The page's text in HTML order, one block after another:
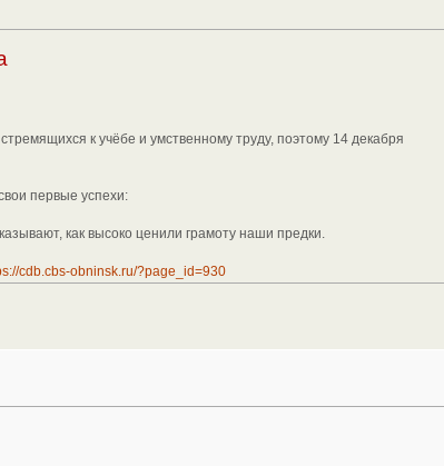
к учёбе и умственному труду, поэтому 14 декабря
первые успехи:
как высоко ценили грамоту наши предки.
cdb.cbs-obninsk.ru/?page_id=930